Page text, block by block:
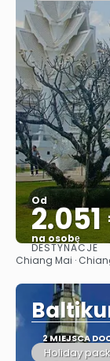
Od
na osobę
DESTYNACJE
Chiang Mai ·
2 MIEJSCA
Holiday